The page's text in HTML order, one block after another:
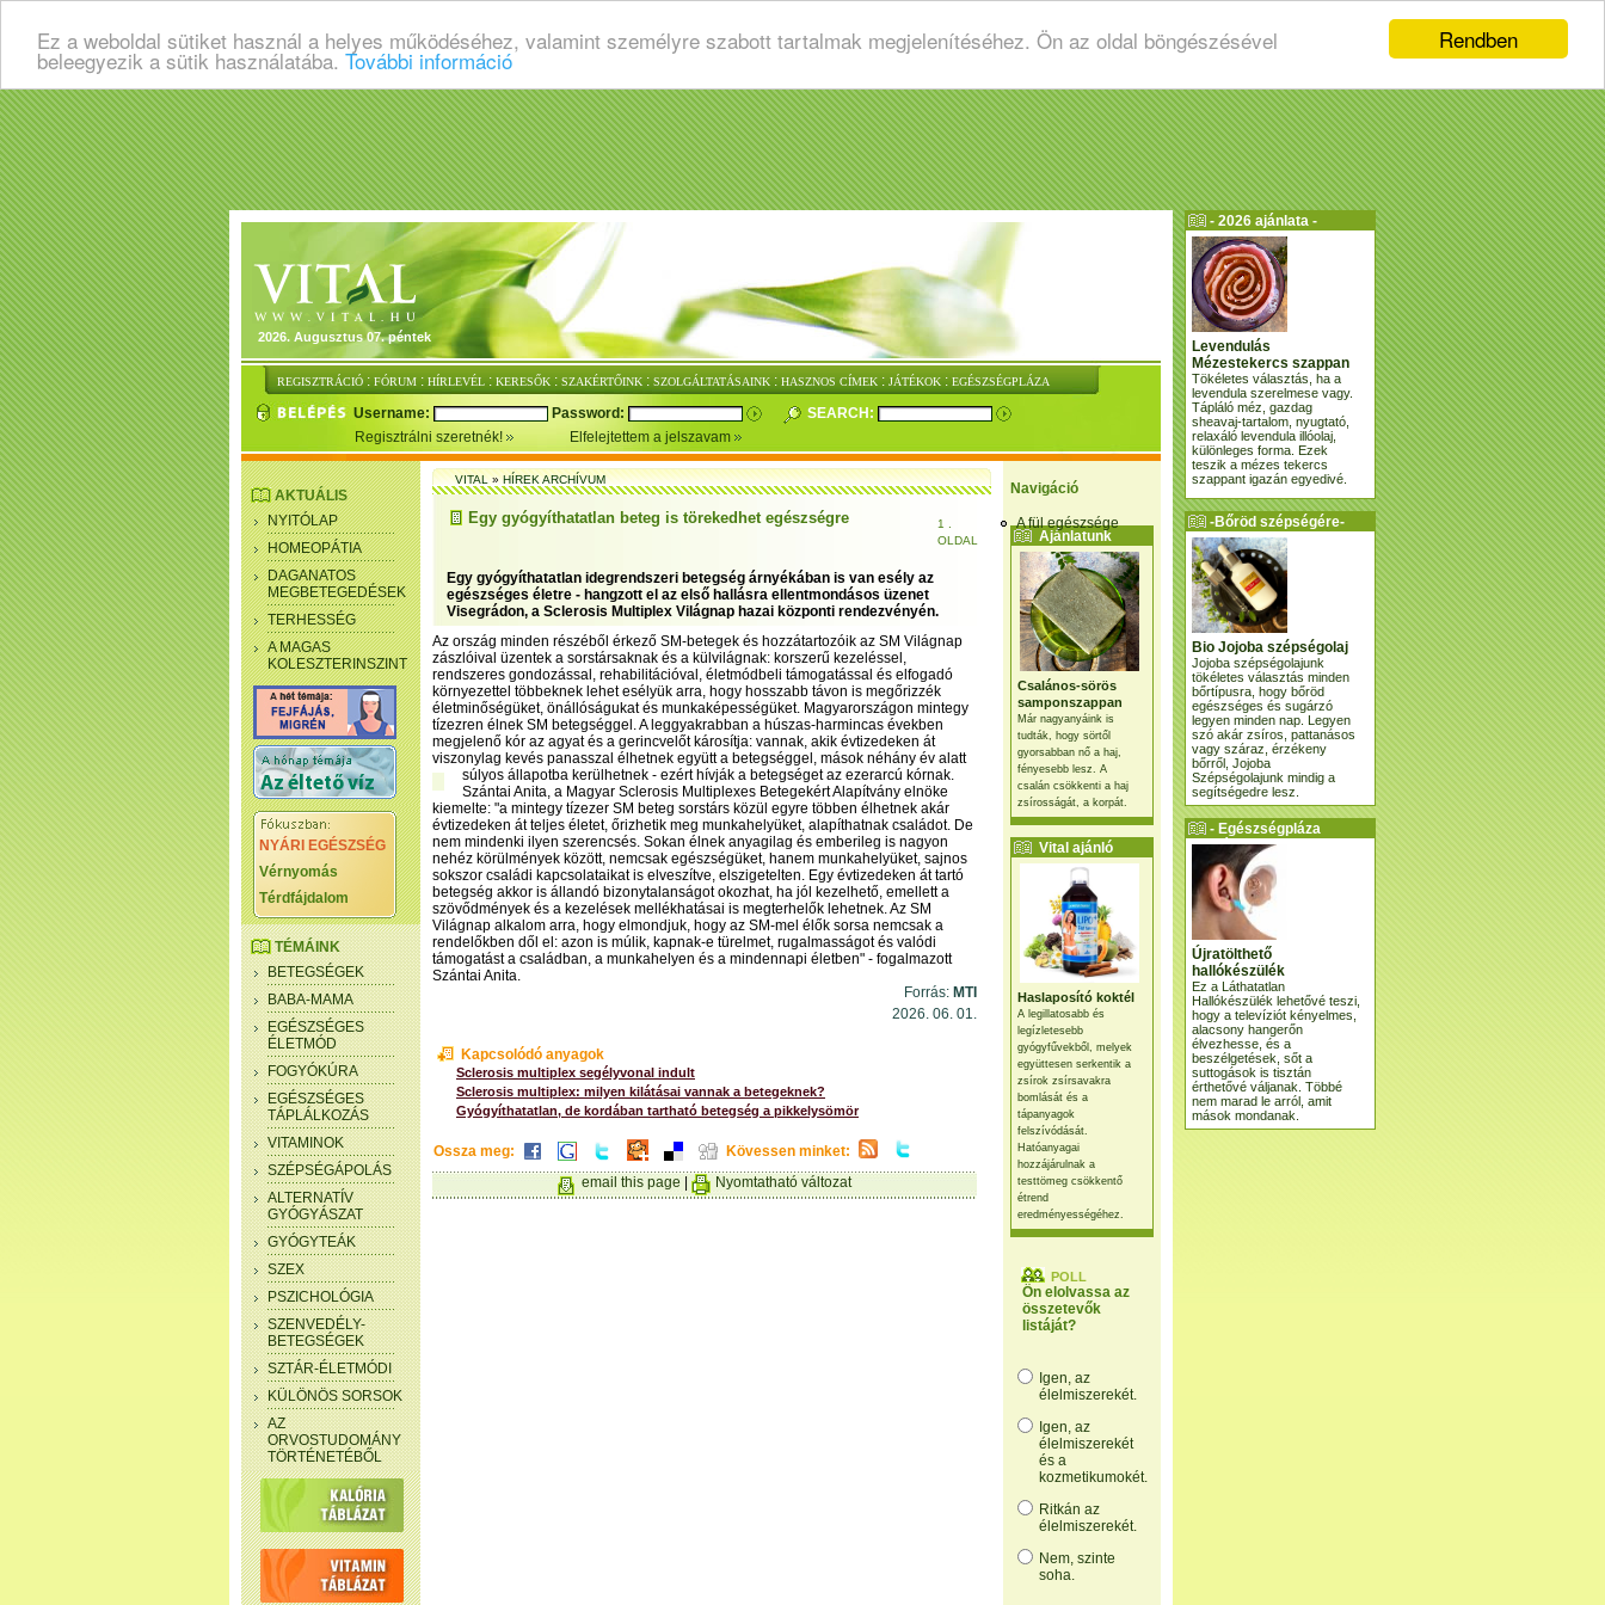
Rendben
Ez a weboldal sütiket használ a helyes működéséhez, valamint személyre szabott tartalmak megjelenítéséhez. Ön az oldal böngészésével
beleegyezik a sütik használatába. További információ
2026. Augusztus 07. péntek
REGISZTRÁCIÓ : FÓRUM : HÍRLEVÉL : KERESŐK : SZAKÉRTŐINK : SZOLGÁLTATÁSAINK : HASZNOS CÍMEK : JÁTÉKOK : EGÉSZSÉGPLÁZA
Username: Password:
SEARCH:
Regisztrálni szeretnék!
Elfelejtettem a jelszavam
Navigáció
A fül egészsége
Ajánlatunk
Csalános-sörös
samponszappan
Már nagyanyáink is
tudták, hogy sörtől
gyorsabban nő a haj,
fényesebb lesz. A
csalán csökkenti a haj
zsírosságát, a korpát.
Vital ajánló
Haslaposító koktél
A legillatosabb és
legízletesebb
gyógyfűvekből, melyek
együttesen serkentik a
zsírok zsírsavakra
bomlását és a
tápanyagok
felszívódását.
Hatóanyagai
hozzájárulnak a
testtömeg csökkentő
étrend
eredményességéhez.
POLL
Ön elolvassa az
összetevők
listáját?
Igen, az
élelmiszerekét.
Igen, az
élelmiszerekét
és a
kozmetikumokét.
Ritkán az
élelmiszerekét.
Nem, szinte
soha.
AKTUÁLIS
NYITÓLAP
HOMEOPÁTIA
DAGANATOS
MEGBETEGEDÉSEK
TERHESSÉG
A MAGAS
KOLESZTERINSZINT
NYÁRI EGÉSZSÉG
Vérnyomás
Térdfájdalom
TÉMÁINK
BETEGSÉGEK
BABA-MAMA
EGÉSZSÉGES
ÉLETMÓD
FOGYÓKÚRA
EGÉSZSÉGES
TÁPLÁLKOZÁS
VITAMINOK
SZÉPSÉGÁPOLÁS
ALTERNATÍV
GYÓGYÁSZAT
GYÓGYTEÁK
SZEX
PSZICHOLÓGIA
SZENVEDÉLY-
BETEGSÉGEK
SZTÁR-ÉLETMÓDI
KÜLÖNÖS SORSOK
AZ
ORVOSTUDOMÁNY
TÖRTÉNETÉBŐL
VITAL»HÍREK ARCHÍVUM
Egy gyógyíthatatlan beteg is törekedhet egészségre
1 .
OLDAL
Egy gyógyíthatatlan idegrendszeri betegség árnyékában is van esély az
egészséges életre - hangzott el az első hallásra ellentmondásos üzenet
Visegrádon, a Sclerosis Multiplex Világnap hazai központi rendezvényén.
Az ország minden részéből érkező SM-betegek és hozzátartozóik az SM Világnap
zászlóival üzentek a sorstársaknak és a külvilágnak: korszerű kezeléssel,
rendszeres gondozással, rehabilitációval, életmódbeli támogatással és elfogadó
környezettel többeknek lehet esélyük arra, hogy hosszabb távon is megőrizzék
életminőségüket, önállóságukat és munkaképességüket. Magyarországon mintegy
tízezren élnek SM betegséggel. A leggyakrabban a húszas-harmincas években
megjelenő kór az agyat és a gerincvelőt károsítja: vannak, akik évtizedeken át
viszonylag kevés panasszal élhetnek együtt a betegséggel, mások néhány év alatt
súlyos állapotba kerülhetnek - ezért hívják a betegséget az ezerarcú kórnak.
Szántai Anita, a Magyar Sclerosis Multiplexes Betegekért Alapítvány elnöke
kiemelte: "a mintegy tízezer SM beteg sorstárs közül egyre többen élhetnek akár
évtizedeken át teljes életet, őrizhetik meg munkahelyüket, alapíthatnak családot. De
nem mindenki ilyen szerencsés. Sokan élnek anyagilag és emberileg is nagyon
nehéz körülmények között, nemcsak egészségüket, hanem munkahelyüket, sajnos
sokszor családi kapcsolataikat is elveszítve, elszigetelten. Egy évtizedeken át tartó
betegség akkor is állandó bizonytalanságot okozhat, ha jól kezelhető, emellett a
szövődmények és a kezelések mellékhatásai is megterhelők lehetnek. Az SM
Világnap alkalom arra, hogy elmondjuk, hogy az SM-mel élők sorsa nemcsak a
rendelőkben dől el: azon is múlik, kapnak-e türelmet, rugalmasságot és valódi
támogatást a családban, a munkahelyen és a mindennapi életben" - fogalmazott
Szántai Anita.
Forrás: MTI
2026. 06. 01.
Kapcsolódó anyagok
Sclerosis multiplex segélyvonal indult
Sclerosis multiplex: milyen kilátásai vannak a betegeknek?
Gyógyíthatatlan, de kordában tartható betegség a pikkelysömör
Ossza meg:
Kövessen minket:
email this page
Nyomtatható változat
- 2026 ajánlata -
Levendulás
Mézestekercs szappan
Tökéletes választás, ha a
levendula szerelmese vagy.
Tápláló méz, gazdag
sheavaj-tartalom, nyugtató,
relaxáló levendula illóolaj,
különleges forma. Ezek
teszik a mézes tekercs
szappant igazán egyedivé.
-Bőröd szépségére-
Bio Jojoba szépségolaj
Jojoba szépségolajunk
tökéletes választás minden
bőrtípusra, hogy bőröd
egészséges és sugárzó
legyen minden nap. Legyen
szó akár zsíros, pattanásos
vagy száraz, érzékeny
bőrről, Jojoba
Szépségolajunk mindig a
segítségedre lesz.
- Egészségpláza
ajánlatunk -
Újratölthető
hallókészülék
Ez a Láthatatlan
Hallókészülék lehetővé teszi,
hogy a televíziót kényelmes,
alacsony hangerőn
élvezhesse, és a
beszélgetések, sőt a
suttogások is tisztán
érthetővé váljanak. Többé
nem marad le arról, amit
mások mondanak.